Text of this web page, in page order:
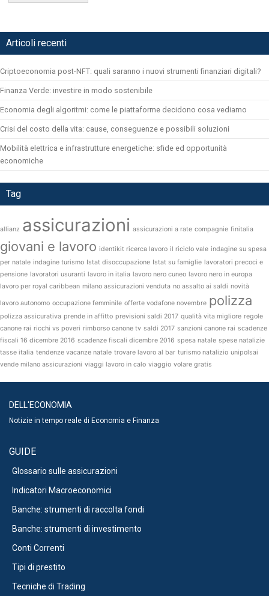
Articoli recenti
Criptoeconomia post-NFT: quali saranno i nuovi strumenti finanziari digitali?
Finanza Verde: investire in modo sostenibile
Economia degli algoritmi: come le piattaforme decidono cosa vediamo
Crisi del costo della vita: cause, conseguenze e possibili soluzioni
Mobilità elettrica e infrastrutture energetiche: sfide ed opportunità
economiche
Tag
allianz assicurazioni assicurazioni a rate compagnie finitalia
giovani e lavoro identikit ricerca lavoro il riciclo vale indagine su spesa
per natale indagine turismo Istat disoccupazione Istat su famiglie lavoratori precoci e
pensione lavoratori usuranti lavoro in italia lavoro nero cuneo lavoro nero in europa
lavoro per royal caribbean milano assicurazioni venduta no assalto ai saldi novità
lavoro autonomo occupazione femminile offerte vodafone novembre polizza
polizza assicurativa prende in affitto previsioni saldi 2017 qualità vita migliore regole
canone rai ricchi vs poveri rimborso canone tv saldi 2017 sanzioni canone rai scadenze
fiscali 16 dicembre 2016 scadenze fiscali dicembre 2016 spesa natale spese natalizie
tasse italia tendenze vacanze natale trovare lavoro al bar turismo natalizio unipolsai
vende milano assicurazioni viaggi lavoro in calo viaggio volare gratis
DELL'ECONOMIA
Notizie in tempo reale di Economia e Finanza
GUIDE
Glossario sulle assicurazioni
Indicatori Macroeconomici
Banche: strumenti di raccolta fondi
Banche: strumenti di investimento
Conti Correnti
Tipi di prestito
Tecniche di Trading